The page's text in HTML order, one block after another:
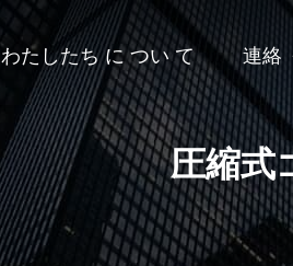
わたしたち に つい て 連絡
圧縮式